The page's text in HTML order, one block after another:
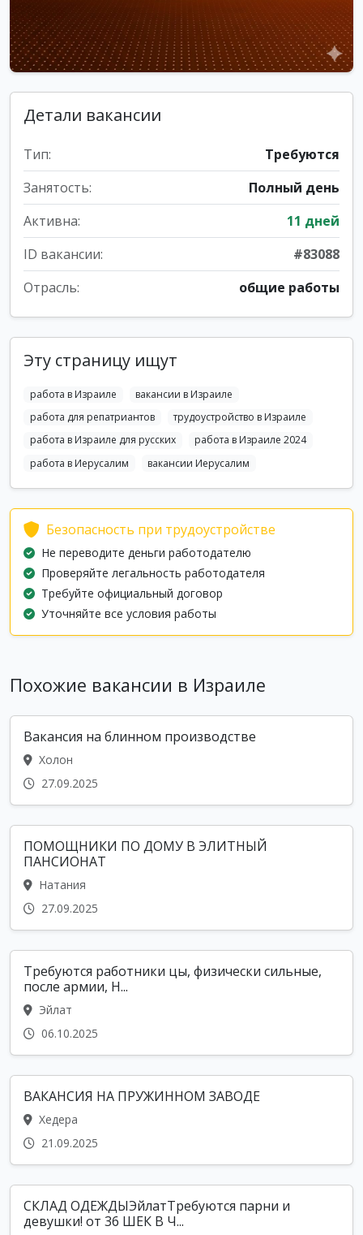
Детали вакансии
Тип:
Требуются
Занятость:
Полный день
Активна:
11 дней
ID вакансии:
#83088
Отрасль:
общие работы
Эту страницу ищут
работа в Израиле
вакансии в Израиле
работа для репатриантов
трудоустройство в Израиле
работа в Израиле для русских
работа в Израиле 2024
работа в Иерусалим
вакансии Иерусалим
Безопасность при трудоустройстве
Не переводите деньги работодателю
Проверяйте легальность работодателя
Требуйте официальный договор
Уточняйте все условия работы
Похожие вакансии в Израиле
Вакансия на блинном производстве
Холон
27.09.2025
ПОМОЩНИКИ ПО ДОМУ В ЭЛИТНЫЙ
ПАНСИОНАТ
Натания
27.09.2025
Требуются работники цы, физически сильные,
после армии, Н...
Эйлат
06.10.2025
ВАКАНСИЯ НА ПРУЖИННОМ ЗАВОДЕ
Хедера
21.09.2025
СКЛАД ОДЕЖДЫЭйлатТребуются парни и
девушки! от 36 ШЕК В Ч...